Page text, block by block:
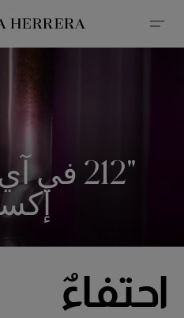
بيان إمكانية
"212
احتفاءٌ